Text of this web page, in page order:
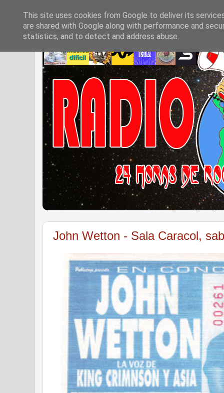
John Wetton - Sala Caracol,
This site uses cookies from Google to deliver its
are shared with Google along with performance and
statistics, and to detect and address abuse.